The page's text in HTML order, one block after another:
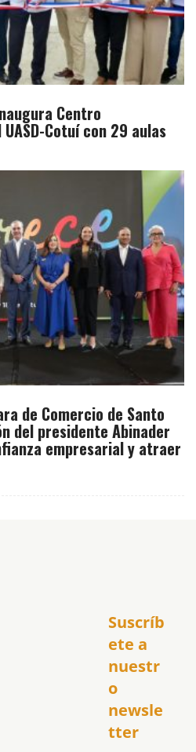
Centro
Cotuí con 29 aulas
de Comercio de Santo
del presidente Abinader
empresarial y atraer
Suscríb
ete a
nuestr
o
newsle
tter